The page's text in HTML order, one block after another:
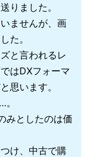
りました。
ませんが、画
た。
と言われるレ
はDXフォーマ
思います。
みとしたのは価
け、中古で購